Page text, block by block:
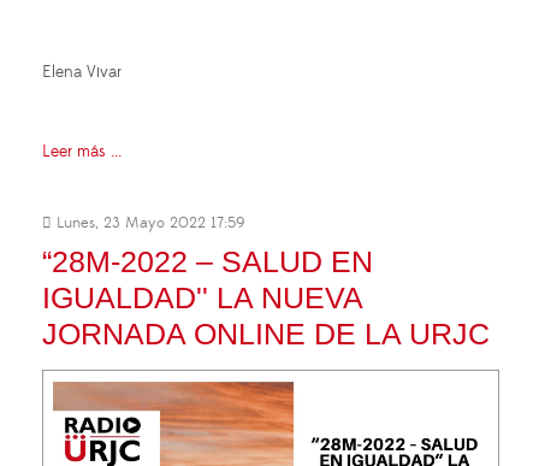
Elena Vivar
Leer más ...
Lunes, 23 Mayo 2022 17:59
“28M-2022 – SALUD EN
IGUALDAD'' LA NUEVA
JORNADA ONLINE DE LA URJC